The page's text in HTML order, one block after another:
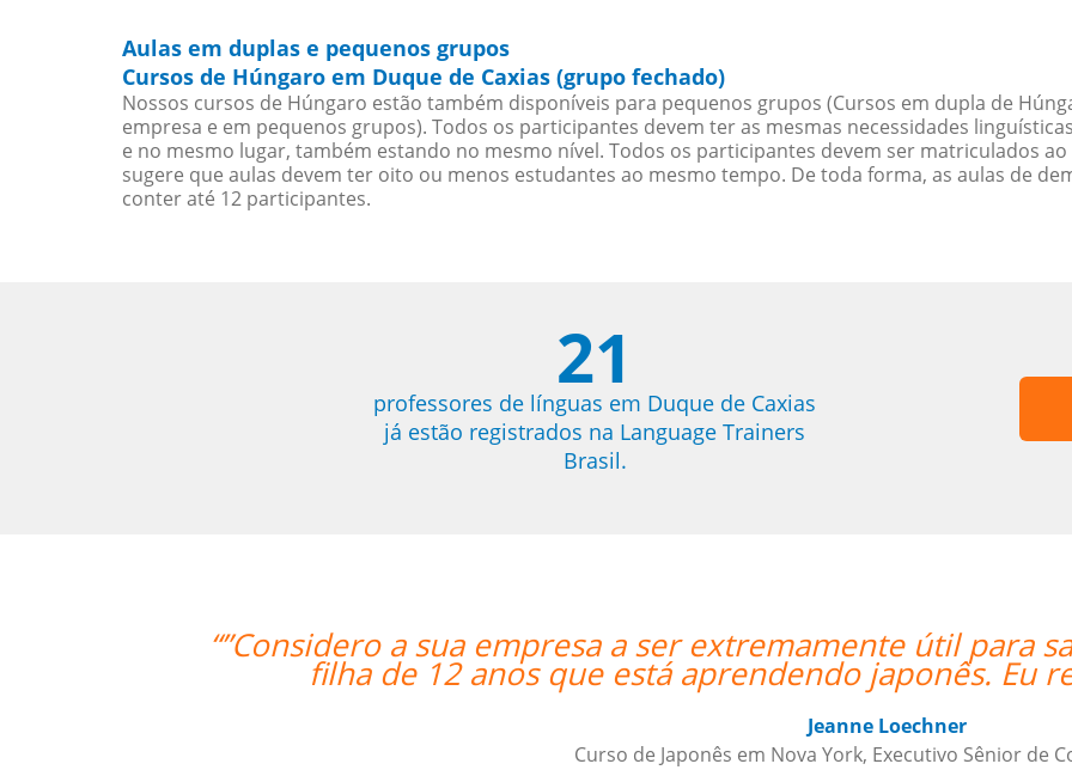
Aulas em duplas e pequenos grupos
Cursos de Húngaro em Duque de Caxias (grupo fechado)
Nossos cursos de Húngaro estão também disponíveis para pequenos grupos (Cursos em dupla de
empresa e em pequenos grupos). Todos os participantes devem ter as mesmas necessidades
e no mesmo lugar, também estando no mesmo nível. Todos os participantes devem ser matriculados
sugere que aulas devem ter oito ou menos estudantes ao mesmo tempo. De toda forma, as aulas de
conter até 12 participantes.
21
professores de línguas em Duque de Caxias
já estão registrados na Language Trainers
Brasil.
ser extremamente útil para satisfazer as necessidades da minha
aprendendo japonês. Eu recomendo a qualquer um.””
de Japonês em Nova York, Executivo Sênior de Contas, PepsiCo
“”A